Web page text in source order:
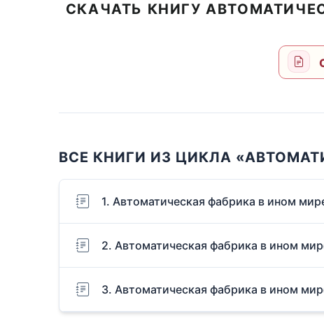
СКАЧАТЬ КНИГУ
ВСЕ КНИГИ ИЗ ЦИКЛА
1. Автоматическая фабрика в ином
2. Автоматическая фабрика в ином
3. Автоматическая фабрика в ином